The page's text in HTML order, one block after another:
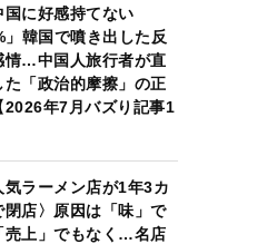
国に好感持てない
」韓国で噴き出した反
情…中国人旅行者が直
た「政治的摩擦」の正
2026年7月バズり記事1
気ラーメン店が1年3カ
閉店〉原因は「味」で
売上」でもなく…名店